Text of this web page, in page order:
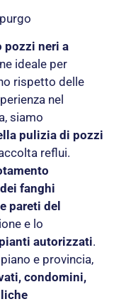
pozzi neri a
ideale per
rispetto delle
nel
siamo
pulizia di pozzi
reflui.
fanghi
pareti del
e lo
autorizzati.
e provincia,
condomini,